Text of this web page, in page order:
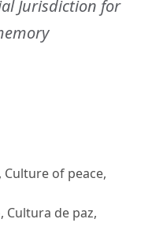
Jurisdiction for
of peace,
Cultura de paz,